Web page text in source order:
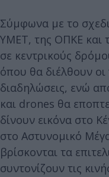
Σύμφωνα με το
ΥΜΕΤ, της ΟΠΚΕ και
σε κεντρικούς
όπου θα διέλθουν
διαδηλώσεις, ενώ
και drones θα
δίνουν εικόνα στο
στο Αστυνομικό
βρίσκονται τα
συντονίζουν τις